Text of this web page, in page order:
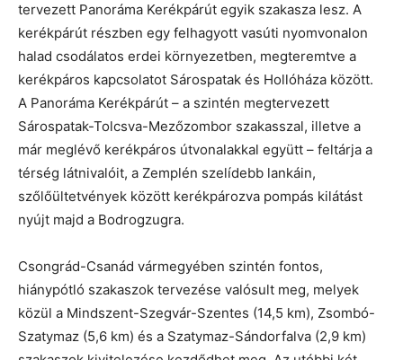
tervezett Panoráma Kerékpárút egyik szakasza lesz. A
kerékpárút részben egy felhagyott vasúti nyomvonalon
halad csodálatos erdei környezetben, megteremtve a
kerékpáros kapcsolatot Sárospatak és Hollóháza között.
A Panoráma Kerékpárút – a szintén megtervezett
Sárospatak-Tolcsva-Mezőzombor szakasszal, illetve a
már meglévő kerékpáros útvonalakkal együtt – feltárja a
térség látnivalóit, a Zemplén szelídebb lankáin,
szőlőültetvények között kerékpározva pompás kilátást
nyújt majd a Bodrogzugra.
Csongrád-Csanád vármegyében szintén fontos,
hiánypótló szakaszok tervezése valósult meg, melyek
közül a Mindszent-Szegvár-Szentes (14,5 km), Zsombó-
Szatymaz (5,6 km) és a Szatymaz-Sándorfalva (2,9 km)